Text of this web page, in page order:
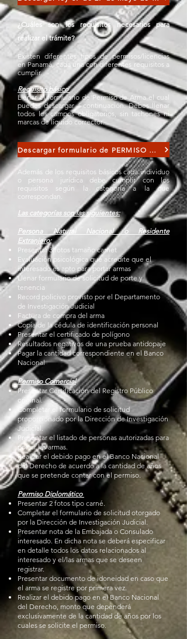
¿Cuálesson los requisitos necesarios para
realizar el trámite?
Existen diferentes tipos de permisos/licencias
en Panamá, cada una con diferentes requisitos a
cumplir.
Requisito básico
Llenar el formulario de Permiso de Arma el cual
puedes descargar a continuación. Debes llenar
todos los campos obligatorios, sin tachones ni
marcas de líquido corrector.
Descargar formulario de PERMISO PORTE Y TENENCIA de armas
Además de los requisitos básicos cada individuo
o persona jurídica debe cumplir con los
requisitos según la categoría a la que
correspondan.
Las categorías son las siguientes:
Persona Natural Nacional o Residente
Extranjero:
Presentar 3 fotos tamaño carnet
Evaluación psicológica que acredite que el
interesado es apto para portar armas
Llenar formulario de solicitud de porte y
tenencia
Record policivo provisto por el Departamento
de Investigación Judicial
Factura de compra del arma
Copia de la cédulade identificación personal
Presentar el certificado de polígono
Resultados negativos de una prueba antidopaje
Pagar la cantidad correspondiente en el Banco
Nacional
Permiso Comercial
Presentar Certificación del Registro Público
original.
Completar el formulario de solicitud
proporcionado por la Dirección de Investigación
Judicial.
Presentar el listado de personas autorizadas para
portar las armas.
Realizar el debido pago en el Banco Nacional
del Derecho de acuerdo a la cantidad de años
que se pretende contar con el permiso.
Permiso Diplomático
Presentar 2 fotos tipo carné.
Completar el formulario de solicitud otorgado
por la Dirección de Investigación Judicial.
Presentar nota de la Embajada o Consulado
interesado. En dicha nota se deberá especificar
en detalle todos los datos relacionados al
interesado y el/las armas que se deseen
registrar.
Presentar documento de idoneidad en caso que
el arma se registre por primera vez.
Realizar el debido pago en el Banco Nacional
del Derecho, monto que dependerá
exclusivamente de la cantidad de años por los
cuales se solicite el permiso.